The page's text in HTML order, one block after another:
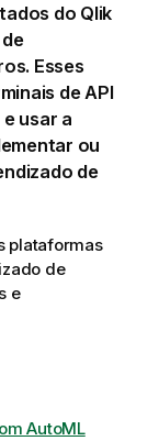
do Qlik
Esses
de API
usar a
ou
de
plataformas
de
e
AutoML